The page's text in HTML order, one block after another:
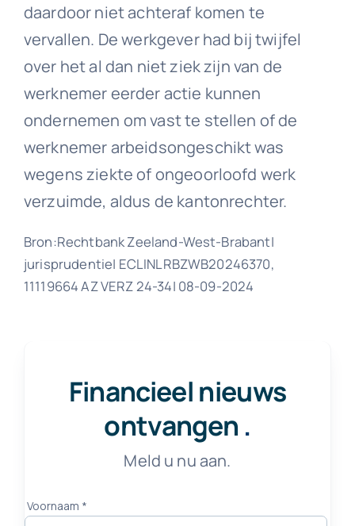
daardoor niet achteraf komen te
vervallen. De werkgever had bij twijfel
over het al dan niet ziek zijn van de
werknemer eerder actie kunnen
ondernemen om vast te stellen of de
werknemer arbeidsongeschikt was
wegens ziekte of ongeoorloofd werk
verzuimde, aldus de kantonrechter.
Bron:Rechtbank Zeeland-West-Brabant|
jurisprudentie| ECLINLRBZWB20246370,
11119664 AZ VERZ 24-34| 08-09-2024
Financieel nieuws
ontvangen .
Meld u nu aan.